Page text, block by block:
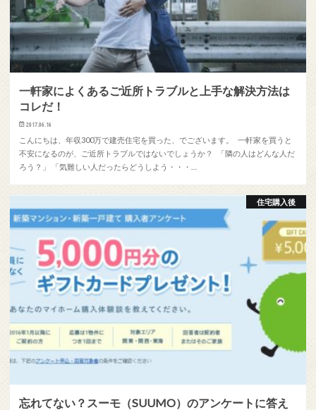
一軒家によくあるご近所トラブルと上手な解決方法は
コレだ！
2017.06.16
こんにちは、年収300万で建売住宅を買った、でございます。 一軒家を買うと
不安になるのが、ご近所トラブルではないでしょうか？ 「隣の人はどんな人だ
ろう？」 「気難しい人だったらどうしよう・・・…
住宅購入後
忘れてない？スーモ（SUUMO）のアンケートに答え